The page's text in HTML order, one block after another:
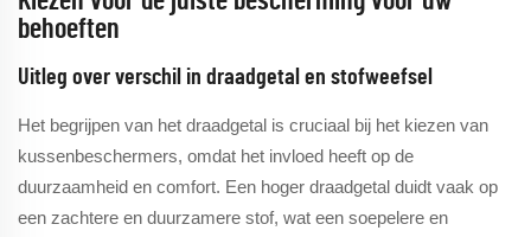
behoeften
Uitleg over verschil in draadgetal en stofweefsel
Het begrijpen van het draadgetal is cruciaal bij het kiezen van
kussenbeschermers, omdat het invloed heeft op de
duurzaamheid en comfort. Een hoger draadgetal duidt vaak op
een zachtere en duurzamere stof, wat een soepelere en